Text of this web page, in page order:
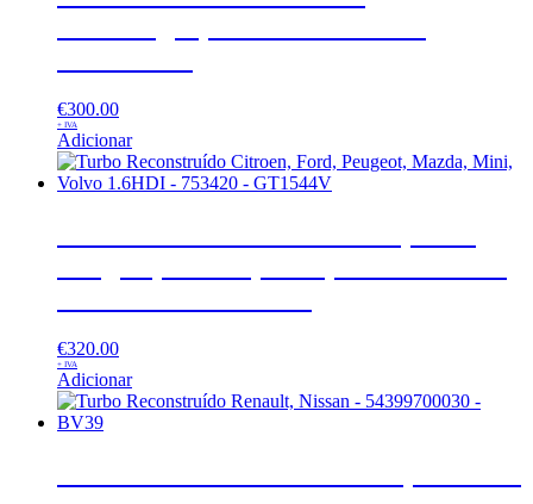
€300.00
+ IVA
Adicionar
€320.00
+ IVA
Adicionar